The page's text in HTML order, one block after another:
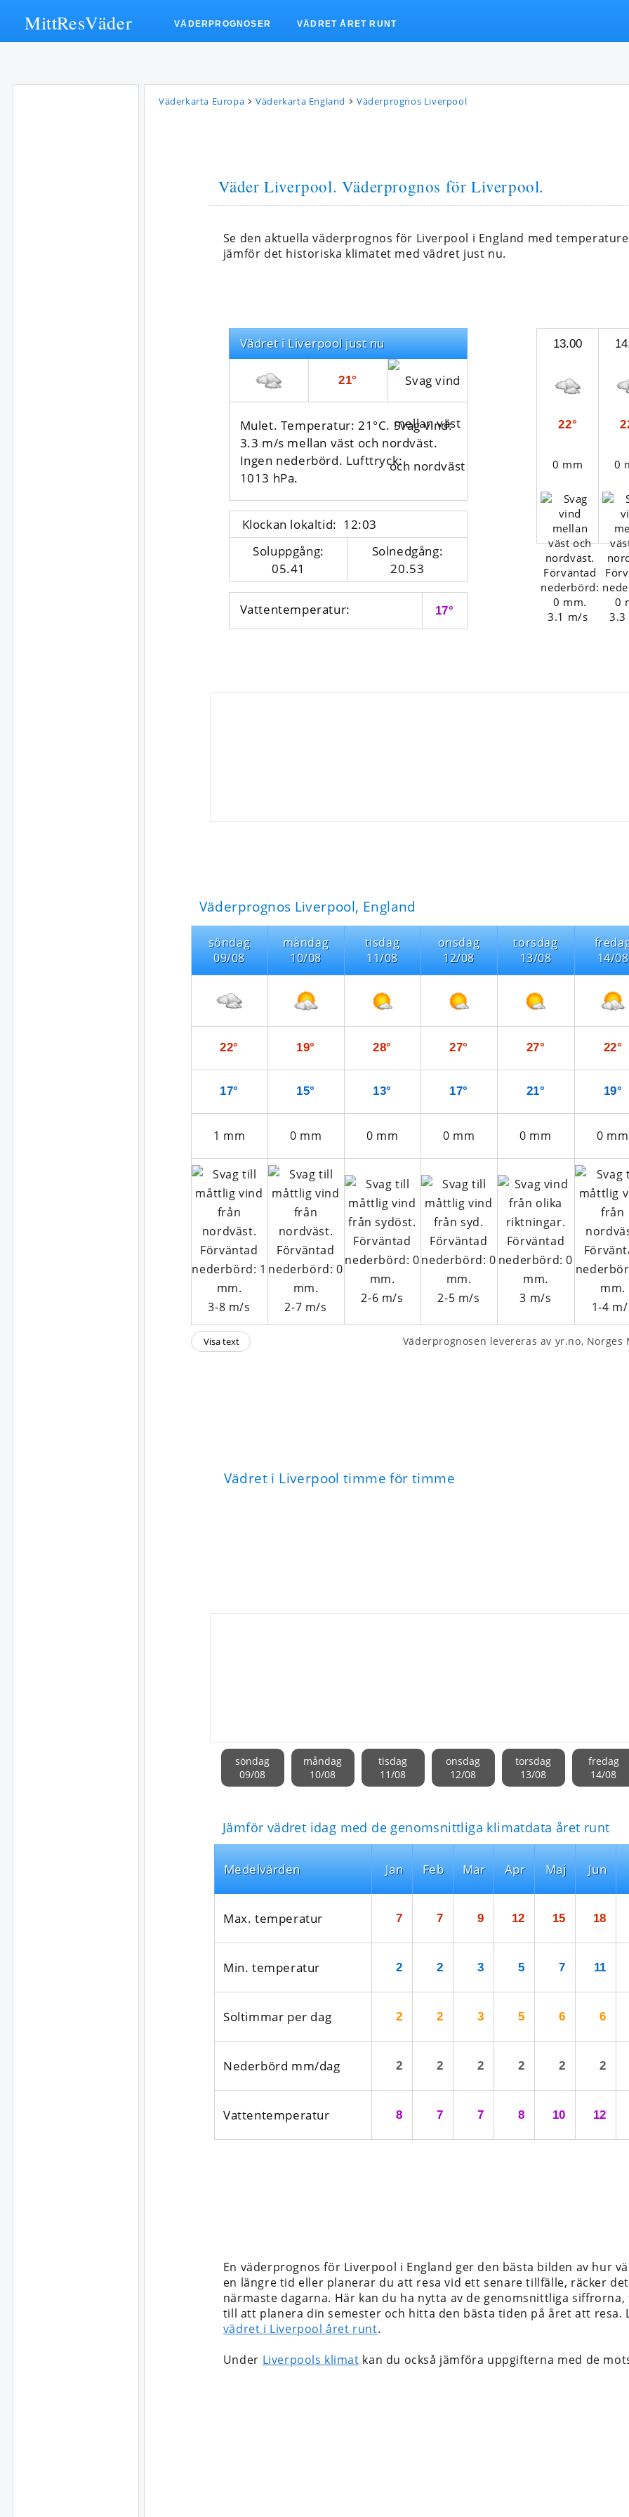
Väderkarta Europa Väderkarta England Väderprognos Liverpool
Väder Liverpool. Väderprognos för Liverpool.
Se den aktuella väderprognos för Liverpool i England med
jämför det historiska klimatet med vädret just nu.
Vädret i Liverpool just nu
21°
Mulet. Temperatur: 21°C. Svag vind:
3.3 m/s mellan väst och nordväst.
Ingen nederbörd. Lufttryck:
1013 hPa.
Klockan lokaltid: 12:03
Soluppgång:
05.41
Solnedgång:
20.53
Vattentemperatur: 17°
13.00
22°
0 mm
3.1 m/s
0
3.3
Väderprognos Liverpool, England
söndag
09/08
måndag
10/08
tisdag
11/08
onsdag
12/08
torsdag
13/08
14/08
22° 19° 28° 27° 27° 22°
17° 15° 13° 17° 21° 19°
1 mm 0 mm 0 mm 0 mm 0 mm 0 mm
3-8 m/s 2-7 m/s
2-6 m/s 2-5 m/s 3 m/s
1-4
Visa text Väderprognosen levereras av yr.no,
Vädret i Liverpool timme för timme
söndag
09/08
måndag
10/08
tisdag
11/08
onsdag
12/08
torsdag
13/08
fredag
14/08
Jämför vädret idag med de genomsnittliga klimatdata året runt
Medel­värden
Max. temperatur
Min. temperatur
Soltimmar per dag
Nederbörd mm/dag
Vatten­temperatur
Jan
7
2
2
2
8
Feb
7
2
2
2
7
Mar
9
3
3
2
7
Apr
12
5
5
2
8
Maj
15
7
6
2
10
Jun
18
11
6
2
12
En väderprognos för Liverpool i England ger den bästa bilden av hur
en längre tid eller planerar du att resa vid ett senare tillfälle, räcker
närmaste dagarna. Här kan du ha nytta av de genomsnittliga
till att planera din semester och hitta den bästa tiden på året att resa.
vädret i Liverpool året runt.
Under Liverpools klimat kan du också jämföra uppgifterna med de
MittResVäder VÄDERPROGNOSER VÄDRET ÅRET RUNT